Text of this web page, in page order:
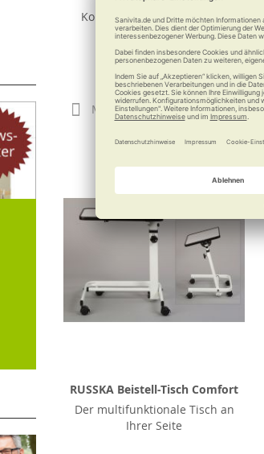
Komfort für Rücken und Po
118,76 €
Merken Vergleichen
RUSSKA Beistell-Tisch Comfort
Der multifunktionale Tisch an
Ihrer Seite